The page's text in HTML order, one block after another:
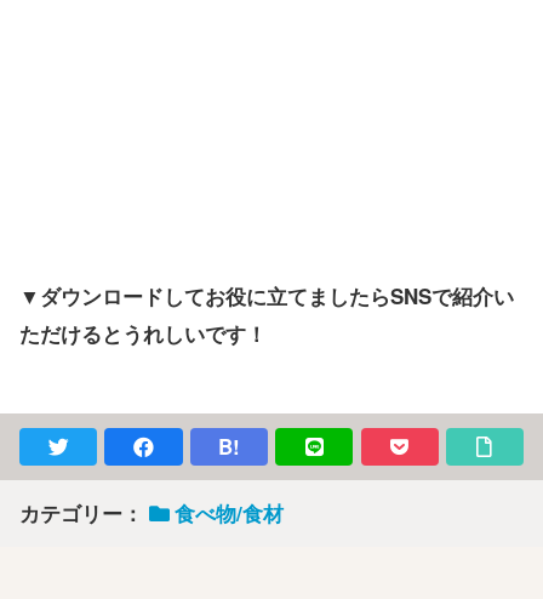
▼ダウンロードしてお役に立てましたらSNSで紹介い
ただけるとうれしいです！
B!
カテゴリー： 食べ物/食材